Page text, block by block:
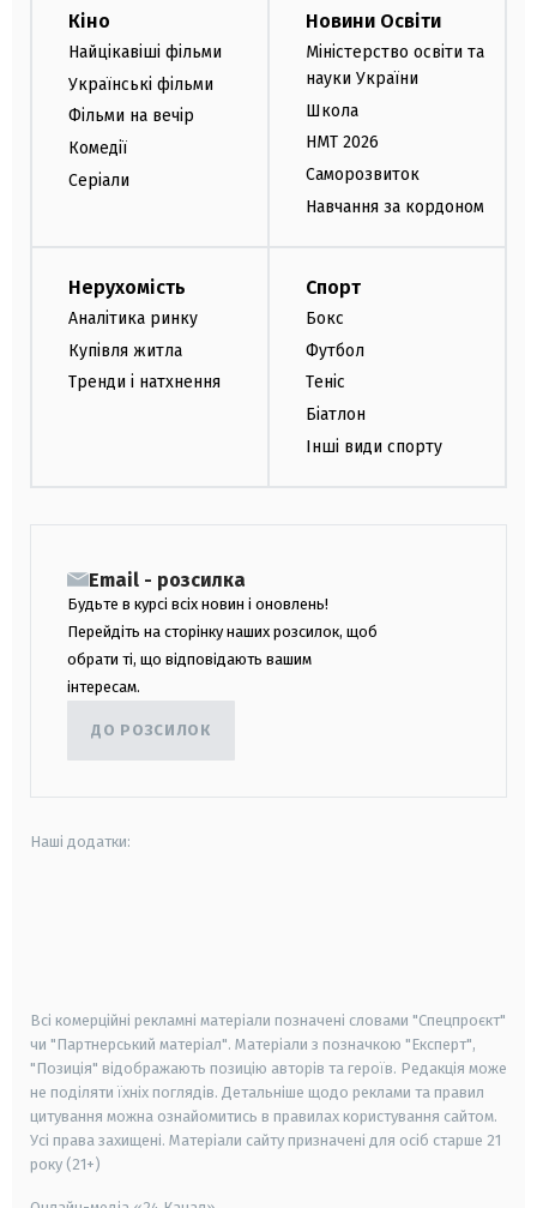
Кіно
Найцікавіші фільми
Українські фільми
Фільми на вечір
Комедії
Серіали
Новини Освіти
Міністерство освіти та
науки України
Школа
НМТ 2026
Саморозвиток
Навчання за кордоном
Нерухомість
Аналітика ринку
Купівля житла
Тренди і натхнення
Спорт
Бокс
Футбол
Теніс
Біатлон
Інші види спорту
Email - розсилка
Будьте в курсі всіх новин і оновлень!
Перейдіть на сторінку наших розсилок, щоб
обрати ті, що відповідають вашим
інтересам.
ДО РОЗСИЛОК
Наші додатки:
Всі комерційні рекламні матеріали позначені словами "Спецпроєкт"
чи "Партнерський матеріал". Матеріали з позначкою "Експерт",
"Позиція" відображають позицію авторів та героїв. Редакція може
не поділяти їхніх поглядів. Детальніше щодо реклами та правил
цитування можна ознайомитись в правилах користування сайтом.
Усі права захищені. Матеріали сайту призначені для осіб старше 21
року (21+)